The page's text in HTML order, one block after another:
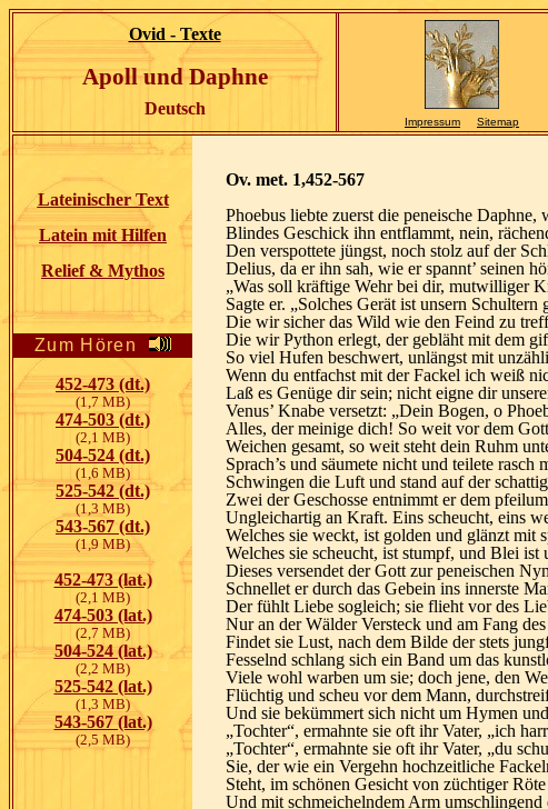
Ovid - Texte
Apollund Daphne
Deutsch
Impressum Sitemap
Lateinischer Text
Latein mit Hilfen
Relief & Mythos
Zum Hören
452-473 (dt.)
(1,7 MB)
474-503 (dt.)
(2,1 MB)
504-524 (dt.)
(1,6 MB)
525-542 (dt.)
(1,3 MB)
543-567 (dt.)
(1,9 MB)
452-473 (lat.)
(2,1 MB)
474-503 (lat.)
(2,7 MB)
504-524 (lat.)
(2,2 MB)
525-542 (lat.)
(1,3 MB)
543-567 (lat.)
(2,5 MB)
Ov. met. 1,452-567
Phoebus liebte zuerst die peneische Daphne,
Blindes Geschick ihn entflammt, nein,
Den verspottete jüngst, noch stolz auf der
Delius, da er ihn sah, wie er spannt’ seinen
„Was soll kräftige Wehr bei dir, mutwilliger
Sagte er. „Solches Gerät ist unsern Schultern
Die wir sicher das Wild wie den Feind zu
Die wir Python erlegt, der gebläht mit dem
So viel Hufen beschwert, unlängst mit
Wenn du entfachst mit der Fackel ich weiß
Laß es Genüge dir sein; nicht eigne dir
Venus’ Knabe versetzt: „Dein Bogen, o
Alles, der meinige dich! So weit vor dem
Weichen gesamt, so weit steht dein Ruhm
Sprach’s und säumete nicht und teilete rasch
Schwingen die Luft und stand auf der
Zwei der Geschosse entnimmt er dem
Ungleichartig an Kraft. Eins scheucht, eins
Welches sie weckt, ist golden und glänzt mit
Welches sie scheucht, ist stumpf, und Blei ist
Dieses versendet der Gott zur peneischen
Schnellet er durch das Gebein ins innerste
Der fühlt Liebe sogleich; sie flieht vor des
Nur an der Wälder Versteck und am Fang
Findet sie Lust, nach dem Bilde der stets
Fesselnd schlang sich ein Band um das
Viele wohl warben um sie; doch jene, den
Flüchtig und scheu vor dem Mann,
Und sie bekümmert sich nicht um Hymen
„Tochter“, ermahnte sie oft ihr Vater, „ich
„Tochter“, ermahnte sie oft ihr Vater, „du
Sie, der wie ein Vergehn hochzeitliche
Steht, im schönen Gesicht von züchtiger Röte
Und mit schmeichelndem Arm umschlingend